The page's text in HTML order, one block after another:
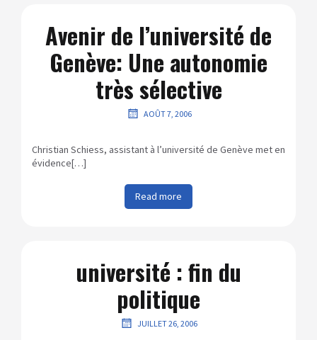
Avenir de l’université de
Genève: Une autonomie
très sélective
AOÛT 7, 2006
Christian Schiess, assistant à l’université de Genève met en
évidence[…]
Read more
université : fin du
politique
JUILLET 26, 2006